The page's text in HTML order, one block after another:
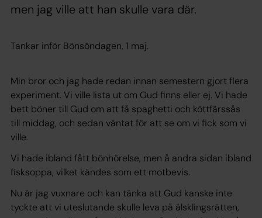
men jag ville att han skulle vara där.
Tankar inför Bönsöndagen, 1 maj.
Min bror och jag hade redan innan semestern gjort flera
experiment. Vi ville lista ut om Gud finns eller ej. Vi hade
bett böner till Gud om att få spaghetti och köttfärssås
till middag, och sedan väntat för att se om vi fick som vi
ville.
Vi hade ibland fått bönhörelse, men å andra sidan ibland
fisksoppa, vilket kändes som ett motbevis.
Nu är jag vuxnare och kan tänka att Gud kanske inte
tyckte att vi uteslutande skulle leva på älsklingsrätten,